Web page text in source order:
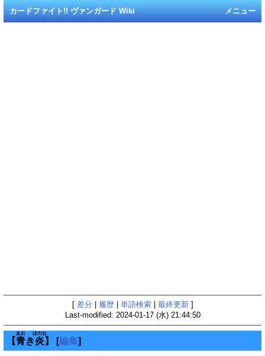
メニュー
カードファイト!! ヴァンガード Wiki
[ 差分 履歴| 単語検索| 最終更新]
Last-modified: 2024-01-17 (水) 21:44:50
【青
あお
き炎
ほのお
】 [編集]